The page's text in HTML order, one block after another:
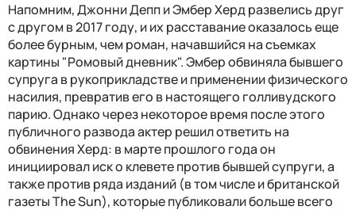
Напомним, Джонни Депп и Эмбер Херд развелись друг
с другом в 2017 году, и их расставание оказалось еще
более бурным, чем роман, начавшийся на съемках
картины "Ромовый дневник". Эмбер обвиняла бывшего
супруга в рукоприкладстве и применении физического
насилия, превратив его в настоящего голливудского
парию. Однако через некоторое время после этого
публичного развода актер решил ответить на
обвинения Херд: в марте прошлого года он
инициировал иск о клевете против бывшей супруги, а
также против ряда изданий (в том числе и британской
газеты The Sun), которые публиковали больше всего